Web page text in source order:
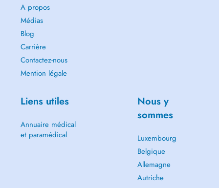
A propos
Médias
Blog
Carrière
Contactez-nous
Mention légale
Liens utiles
Annuaire médical
et paramédical
Nous y
sommes
Luxembourg
Belgique
Allemagne
Autriche